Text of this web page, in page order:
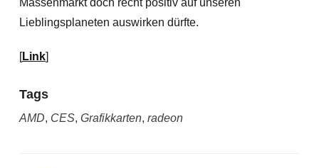
Massenmarkt doch recht positiv auf unseren
Lieblingsplaneten auswirken dürfte.
[Link]
Tags
AMD, CES, Grafikkarten, radeon